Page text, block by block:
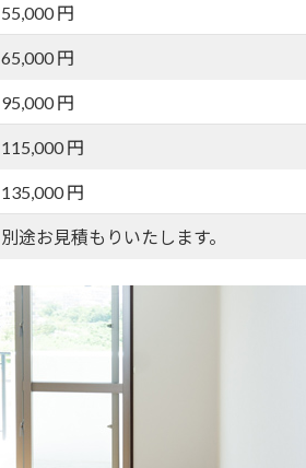
55,000 円
65,000 円
95,000 円
115,000 円
135,000 円
別途お見積もりいたします。